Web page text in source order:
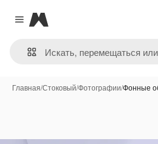
Close menu
Magnific
Главная/Стоковый/Фотографии/Фонные